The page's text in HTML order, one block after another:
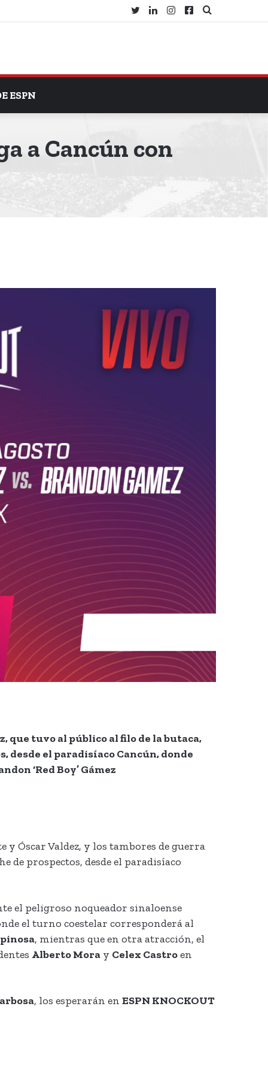
Search
Facebook
Instagram
LinkedIn
Twitter
ESPN
a Cancún con
que tuvo al público al filo de la butaca,
desde el paradisíaco Cancún, donde
‘Red Boy’ Gámez
y Óscar Valdez, y los tambores de guerra
de prospectos, desde el paradisíaco
el peligroso noqueador sinaloense
el turno coestelar corresponderá al
, mientras que en otra atracción, el
Alberto Mora y Celex Castroen
, los esperarán en ESPN KNOCKOUT